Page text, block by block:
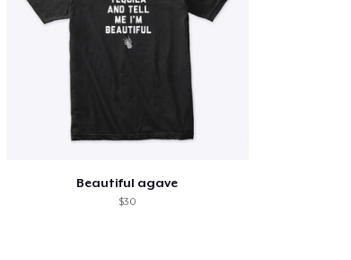
Beautiful agave
$30